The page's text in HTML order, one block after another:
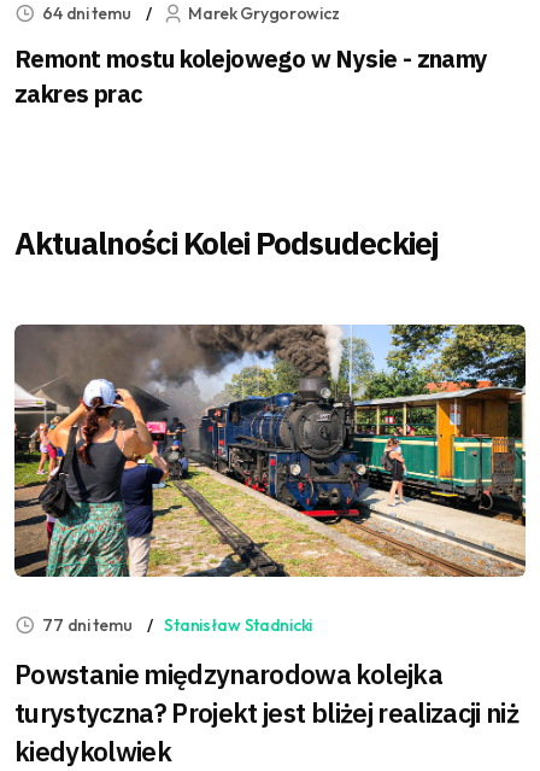
64 dni temu Marek Grygorowicz
Remont mostu kolejowego w Nysie - znamy
zakres prac
Aktualności Kolei Podsudeckiej
77 dni temu Stanisław Stadnicki
Powstanie międzynarodowa kolejka
turystyczna? Projekt jest bliżej realizacji niż
kiedykolwiek